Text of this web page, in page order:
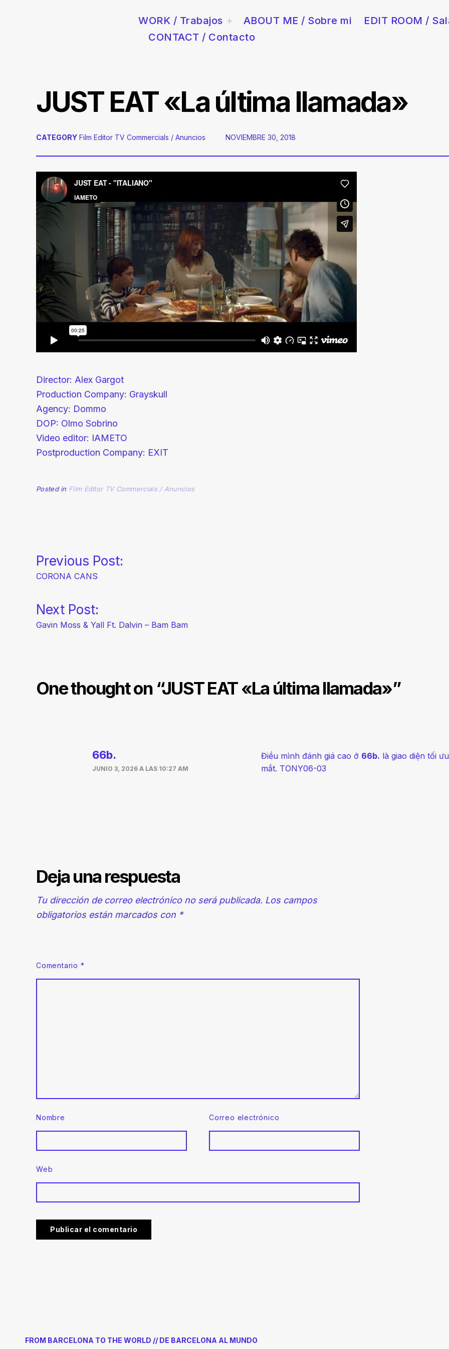
Postproducción audiovisual para anuncios de coches, moda y publicidad en Barcelona. Rápido, creativo y con sala de
WORK / Trabajos toggle
child
menu
ABOUT ME / Sobre mi
EDIT ROOM /
CONTACT / Contacto
JUST EAT «La última llamada»
CATEGORY Film Editor TV Commercials / Anuncios
POSTED
NOVIEMBRE 30, 2018
Director: Alex Gargot
Production Company: Grayskull
Agency: Dommo
DOP: Olmo Sobrino
Video editor: IAMETO
Postproduction Company: EXIT
Posted in Film Editor TV Commercials / Anuncios
Navegación
entradas
Previous Post:
CORONA CANS
Next Post:
Gavin Moss & Yall Ft. Dalvin – Bam Bam
One thought on “JUST EAT «La última llamada»”
66b.
JUNIO 3, 2026 A LAS 10:27 AM
Điều mình đánh giá cao ở 66b. là giao diện tối
mắt. TONY06-03
Deja una respuesta
Tu dirección de correo electrónico no será publicada. Los campos
obligatorios están marcados con *
Comentario *
Nombre Correo electrónico
Web
FROM BARCELONA TO THE WORLD // DE BARCELONA AL MUNDO